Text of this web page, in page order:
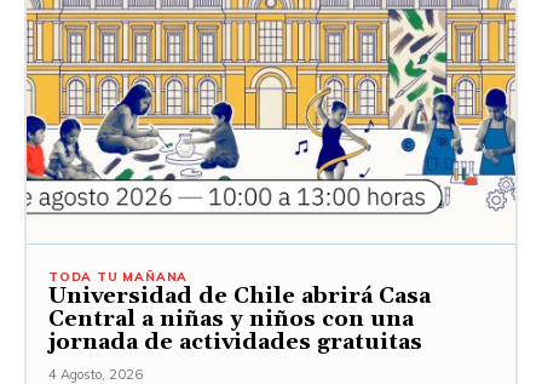
TODA TU MAÑANA
Universidad de Chile abrirá Casa
Central a niñas y niños con una
jornada de actividades gratuitas
4 Agosto, 2026